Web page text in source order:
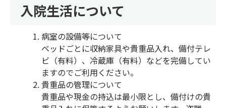
入院生活について
病室の設備等について
ベッドごとに収納家具や貴重品入れ、備付テレ
ビ（有料）、冷蔵庫（有料）などを完備してい
ますのでご利用ください。
貴重品の管理について
貴重品や現金の持込は最小限とし、備付けの貴